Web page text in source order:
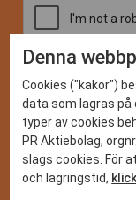
DET
CASE
Denna
Cookies ("kakor")
data som lagras på
typer av cookies
PR Aktiebolag,
slags cookies. För
och lagringstid,